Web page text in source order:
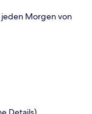
Morgen von